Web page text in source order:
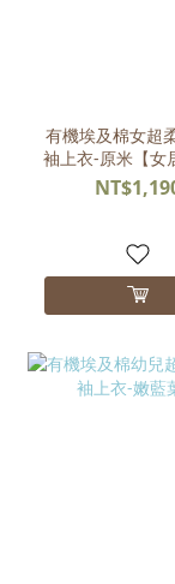
有機埃及棉女超
袖上衣-原米【女